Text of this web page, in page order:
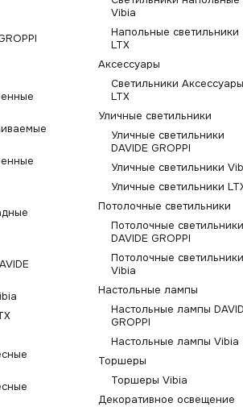
Vibia
Напольные светильники
LTX
Аксессуары
Светильники Аксессуары
LTX
Уличные светильники
Уличные светильники
DAVIDE GROPPI
Уличные светильники
Уличные светильники
Потолочные светильники
Потолочные светильники
DAVIDE GROPPI
Потолочные светильники
Vibia
Настольные лампы
Настольные лампы
GROPPI
Настольные лампы Vibia
Торшеры
Торшеры Vibia
Декоративное освещение